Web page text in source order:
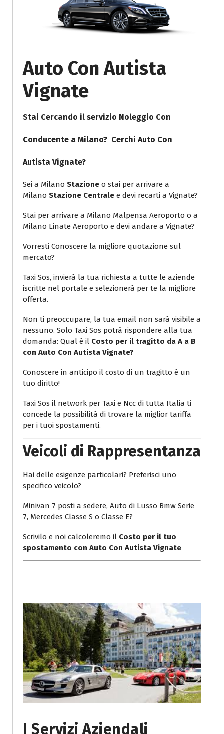
Auto Con Autista
Vignate
Stai Cercando il servizio Noleggio Con
Conducente a Milano? Cerchi Auto Con
Autista Vignate?
Sei a Milano Stazione o stai per arrivare a
Milano Stazione Centrale e devi recarti a Vignate?
Stai per arrivare a Milano Malpensa Aeroporto o a
Milano Linate Aeroporto e devi andare a Vignate?
Vorresti Conoscere la migliore quotazione sul
mercato?
Taxi Sos, invierà la tua richiesta a tutte le aziende
iscritte nel portale e selezionerà per te la migliore
offerta.
Non ti preoccupare, la tua email non sarà visibile a
nessuno. Solo Taxi Sos potrà rispondere alla tua
domanda: Qual è il Costo per il tragitto da A a B
con Auto Con Autista Vignate?
Conoscere in anticipo il costo di un tragitto è un
tuo diritto!
Taxi Sos il network per Taxi e Ncc di tutta Italia ti
concede la possibilità di trovare la miglior tariffa
per i tuoi spostamenti.
Veicoli di Rappresentanza
Hai delle esigenze particolari? Preferisci uno
specifico veicolo?
Minivan 7 posti a sedere, Auto di Lusso Bmw Serie
7, Mercedes Classe S o Classe E?
Scrivilo e noi calcoleremo il Costo per il tuo
spostamento con Auto Con Autista Vignate
I Servizi Aziendali